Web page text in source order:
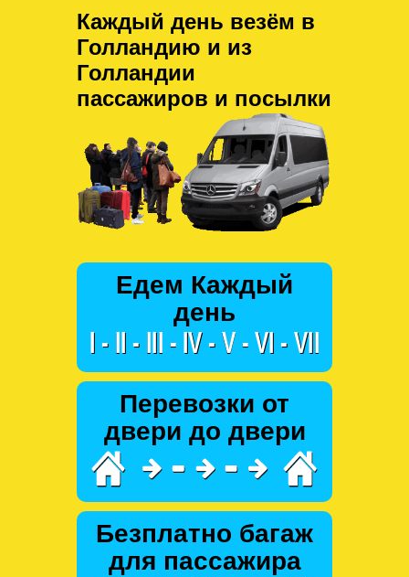
Каждый день везём в
Голландию и из
Голландии
пассажиров и посылки
Едем Каждый
день
Перевозки от
двери до двери
Безплатно багаж
для пассажира